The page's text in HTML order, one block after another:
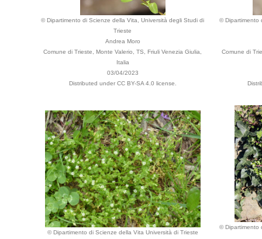
© Dipartimento di Scienze della Vita, Università degli Studi di
Trieste
Andrea Moro
Comune di Trieste, Monte Valerio, TS, Friuli Venezia Giulia,
Italia
03/04/2023
Distributed under CC BY-SA 4.0 license.
© Dipartimento
Comune di
© Dipartimento di Scienze della Vita Università di Trieste
© Dipartimento